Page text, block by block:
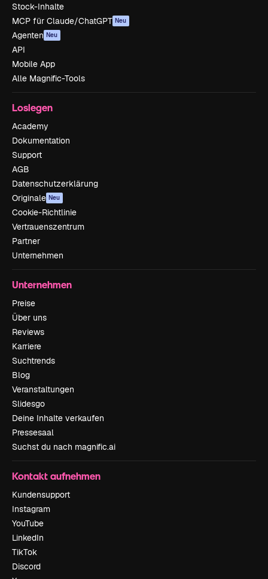
Stock-Inhalte
MCP für Claude/ChatGPT Neu
Agenten Neu
API
Mobile App
Alle Magnific-Tools
Loslegen
Academy
Dokumentation
Support
AGB
Datenschutzerklärung
Originale Neu
Cookie-Richtlinie
Vertrauenszentrum
Partner
Unternehmen
Unternehmen
Preise
Über uns
Reviews
Karriere
Suchtrends
Blog
Veranstaltungen
Slidesgo
Deine Inhalte verkaufen
Pressesaal
Suchst du nach magnific.ai
Kontakt aufnehmen
Kundensupport
Instagram
YouTube
LinkedIn
TikTok
Discord